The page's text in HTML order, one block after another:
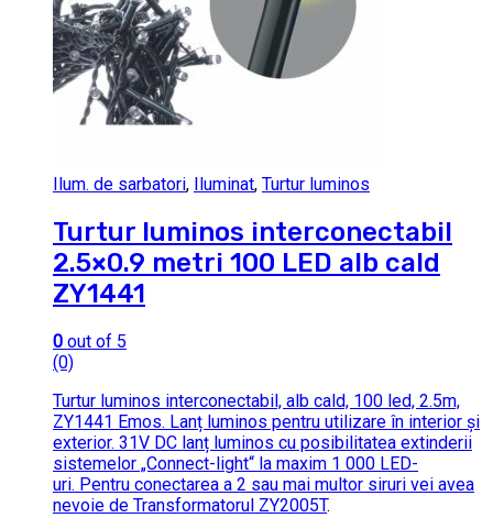
Ilum. de sarbatori, Iluminat, Turtur luminos
Turtur luminos interconectabil
2.5×0.9 metri 100 LED alb cald
ZY1441
0 out of 5
(0)
Turtur luminos interconectabil, alb cald, 100 led, 2.5m,
ZY1441 Emos. Lanț luminos pentru utilizare în interior și
exterior. 31V DC lanț luminos cu posibilitatea extinderii
sistemelor „Connect-light“ la maxim 1 000 LED-
uri. Pentru conectarea a 2 sau mai multor siruri vei avea
nevoie de Transformatorul ZY2005T.